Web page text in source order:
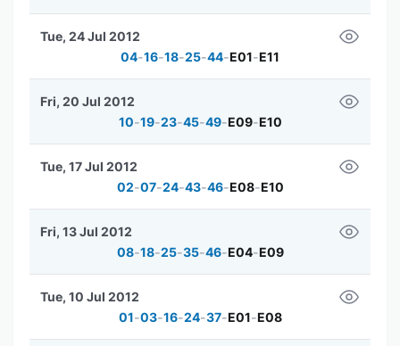
04-16-18-25-44-E01-E11
Tue, 24 Jul 2012
10-19-23-45-49-E09-E10
Fri, 20 Jul 2012
02-07-24-43-46-E08-E10
Tue, 17 Jul 2012
08-18-25-35-46-E04-E09
Fri, 13 Jul 2012
01-03-16-24-37-E01-E08
Tue, 10 Jul 2012